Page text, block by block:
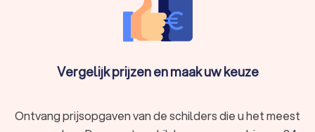
Vergelijk prijzen en maak uw keuze
Ontvang prijsopgaven van de schilders die u het meest